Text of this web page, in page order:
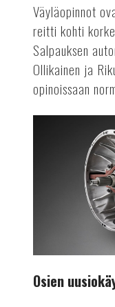
Väyläopinnot
reitti kohti
Salpauksen
Ollikainen ja
opinoissaan
Osien